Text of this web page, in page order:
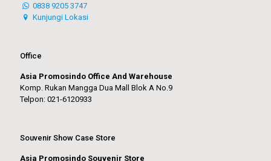
0838 9205 3747
Kunjungi Lokasi
Office
Asia Promosindo Office And Warehouse
Komp. Rukan Mangga Dua Mall Blok A No.9
Telpon: 021-6120933
Souvenir Show Case Store
Asia Promosindo Souvenir Store